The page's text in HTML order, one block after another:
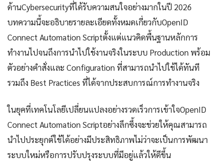
ด้านCybersecurityที่ได้รับความสนใจอย่างมากในปี 2026
บทความนี้จะอธิบายรายละเอียดทั้งหมดเกี่ยวกับOpenID
Connect Automation Scriptตั้งแต่แนวคิดพื้นฐานหลักการ
ทำงานไปจนถึงการนำไปใช้งานจริงในระบบ Production พร้อม
ตัวอย่างคำสั่งและ Configuration ที่สามารถนำไปใช้ได้ทันที
รวมถึง Best Practices ที่ได้จากประสบการณ์การทำงานจริง
ในยุคที่เทคโนโลยีเปลี่ยนแปลงอย่างรวดเร็วการเข้าใจOpenID
Connect Automation Scriptอย่างลึกซึ้งจะช่วยให้คุณสามารถ
นำไปประยุกต์ใช้ได้อย่างมีประสิทธิภาพไม่ว่าจะเป็นการพัฒนา
ระบบใหม่หรือการปรับปรุงระบบที่มีอยู่แล้วให้ดีขึ้น